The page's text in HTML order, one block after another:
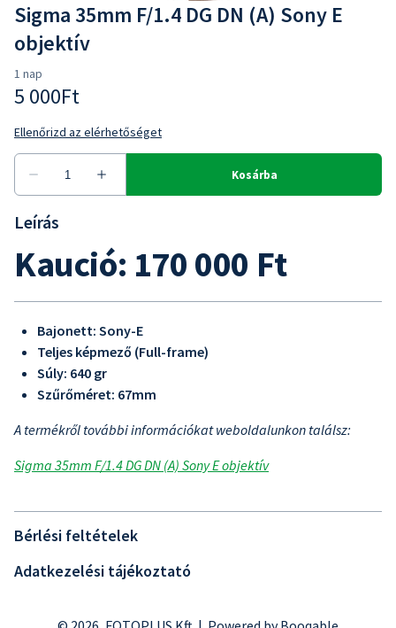
Sigma 35mm F/1.4 DG DN (A) Sony E
objektív
Leírás
Kaució: 170 000 Ft
Bajonett: Sony-E
Teljes képmező (Full-frame)
Súly: 640 gr
Szűrőméret: 67mm
A termékről további információkat weboldalunkon találsz:
Sigma 35mm F/1.4 DG DN (A) Sony E objektív
Bérlési feltételek
Adatkezelési tájékoztató